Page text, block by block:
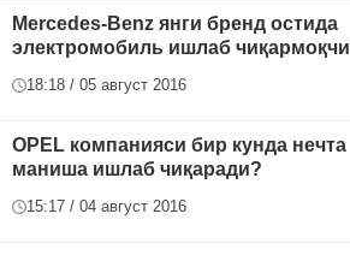
Mercedes-Benz янги бренд остида
электромобиль ишлаб чиқармоқчи
18:18 / 05 август 2016
OPEL компанияси бир кунда нечта
маниша ишлаб чиқаради?
15:17 / 04 август 2016